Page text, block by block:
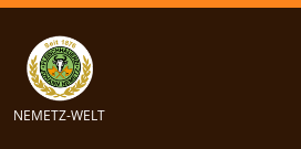
NEMETZ-WELT